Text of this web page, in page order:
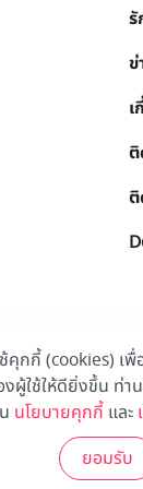
คุกกี้ (cookies) เ
ผู้ใช้ให้ดียิ่งขึ้น ท่า
นโยบายคุกกี้และ
ยอมรับ
รั
ข่
เ
ติ